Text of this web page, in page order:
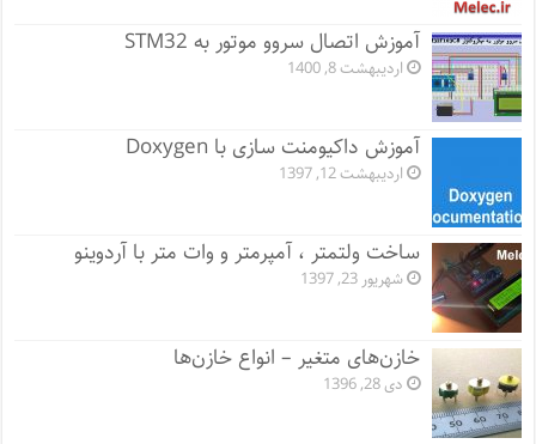
آموزش اتصال سروو موتور به STM32
اردیبهشت 8, 1400
آموزش داکیومنت سازی با Doxygen
اردیبهشت 12, 1397
ساخت ولتمتر ، آمپرمتر و وات متر با آردوینو
شهریور 23, 1397
خازن‌های متغیر – انواع خازن‌ها
دی 28, 1396